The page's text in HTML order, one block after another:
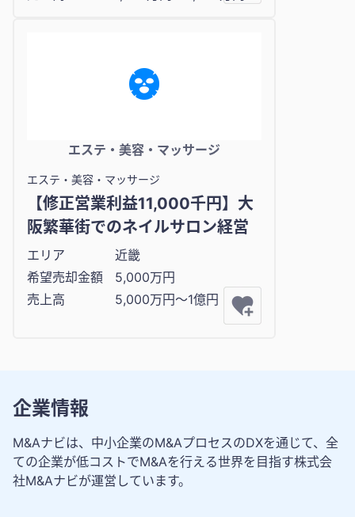
エステ・美容・マッサージ
エステ・美容・マッサージ
【修正営業利益11,000千円】大
阪繁華街でのネイルサロン経営
エリア
近畿
希望売却金額
5,000万円
売上高
5,000万円〜1億円
企業情報
M&Aナビは、中小企業のM&AプロセスのDXを通じて、全
ての企業が低コストでM&Aを行える世界を目指す株式会
社M&Aナビが運営しています。